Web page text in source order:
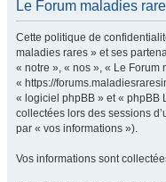
Le Forum maladies
Cette politique de
maladies rares » et ses
« notre », « nos », « Le Forum
« https://
« logiciel phpBB » et « phpBB
collectées lors des sessions
par « vos informations »).
Vos informations sont